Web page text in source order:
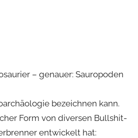
– genauer: Sauropoden
bezeichnen kann.
Form von diversen Bullshit-
entwickelt hat: